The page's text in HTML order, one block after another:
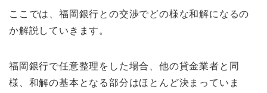
ここでは、福岡銀行との交渉でどの様な和解になるの
か解説していきます。
福岡銀行で任意整理をした場合、他の貸金業者と同
様、和解の基本となる部分はほとんど決まっていま